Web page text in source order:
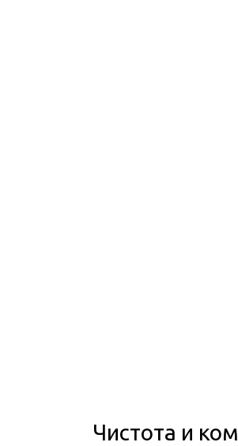
Чистота и